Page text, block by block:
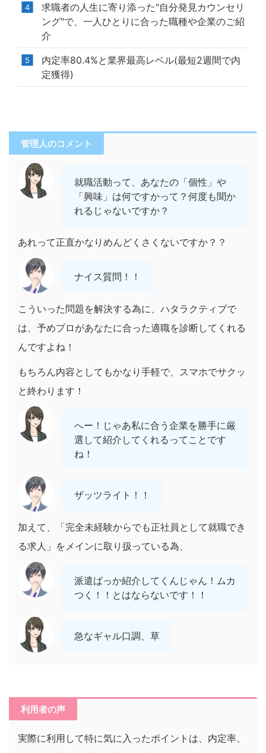
求職者の人生に寄り添った"自分発見カウンセリ
ング"で、一人ひとりに合った職種や企業のご紹
介
内定率80.4%と業界最高レベル(最短2週間で内
定獲得)
管理人のコメント
就職活動って、あなたの「個性」や
「興味」は何ですかって？何度も聞か
れるじゃないですか？
あれって正直かなりめんどくさくないですか？？
ナイス質問！！
こういった問題を解決する為に、ハタラクティブで
は、予めプロがあなたに合った適職を診断してくれる
んですよね！
もちろん内容としてもかなり手軽で、スマホでサクッ
と終わります！
へー！じゃあ私に合う企業を勝手に厳
選して紹介してくれるってことです
ね！
ザッツライト！！
加えて、「完全未経験からでも正社員として就職でき
る求人」をメインに取り扱っている為、
派遣ばっか紹介してくんじゃん！ムカ
つく！！とはならないです！！
急なギャル口調、草
利用者の声
実際に利用して特に気に入ったポイントは、内定率、